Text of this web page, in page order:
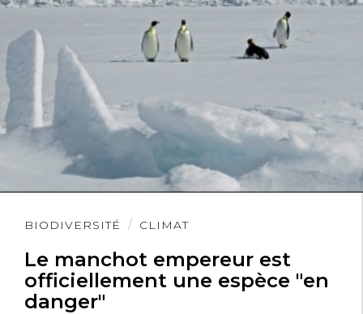
BIODIVERSITÉ CLIMAT
Le manchot empereur est
officiellement une espèce "en
danger"
Lire